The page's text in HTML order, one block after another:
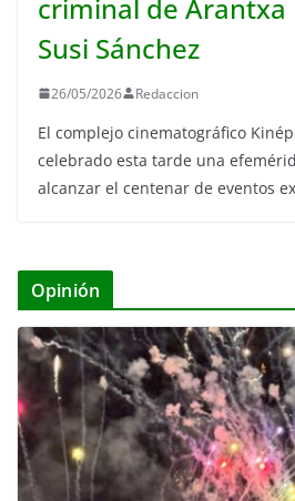
criminal de Arantxa
Susi Sánchez
26/05/2026 Redaccion
El complejo cinematográfico
celebrado esta tarde una
alcanzar el centenar de eventos
Opinión